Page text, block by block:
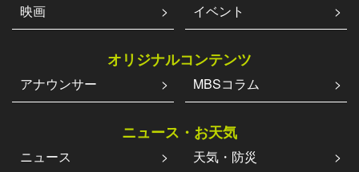
映画 イベント
オリジナルコンテンツ
アナウンサー MBSコラム
ニュース・お天気
ニュース 天気・防災